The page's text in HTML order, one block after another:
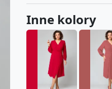
Inne kolory